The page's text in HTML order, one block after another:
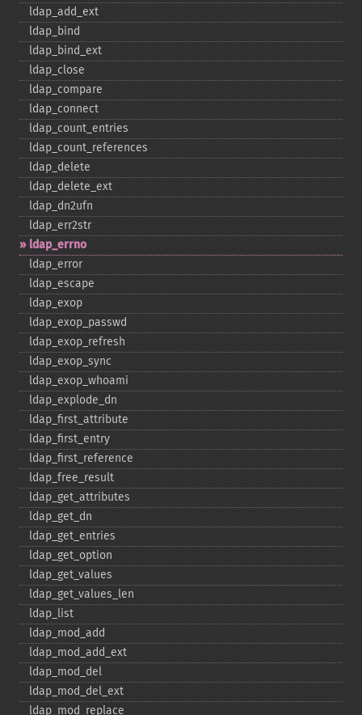
ldap_​add_​ext
ldap_​bind
ldap_​bind_​ext
ldap_​close
ldap_​compare
ldap_​connect
ldap_​count_​entries
ldap_​count_​references
ldap_​delete
ldap_​delete_​ext
ldap_​dn2ufn
ldap_​err2str
ldap_​errno
ldap_​error
ldap_​escape
ldap_​exop
ldap_​exop_​passwd
ldap_​exop_​refresh
ldap_​exop_​sync
ldap_​exop_​whoami
ldap_​explode_​dn
ldap_​first_​attribute
ldap_​first_​entry
ldap_​first_​reference
ldap_​free_​result
ldap_​get_​attributes
ldap_​get_​dn
ldap_​get_​entries
ldap_​get_​option
ldap_​get_​values
ldap_​get_​values_​len
ldap_​list
ldap_​mod_​add
ldap_​mod_​add_​ext
ldap_​mod_​del
ldap_​mod_​del_​ext
ldap_​mod_​replace